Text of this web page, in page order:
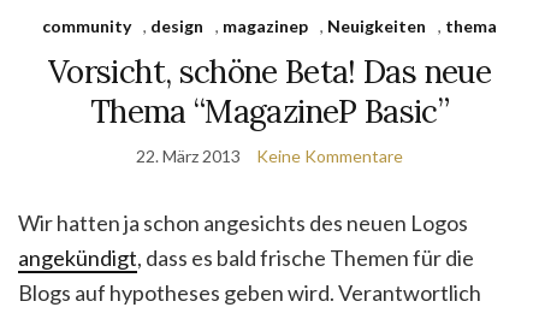
community , design , magazinep , Neuigkeiten , thema
Vorsicht, schöne Beta! Das neue
Thema “MagazineP Basic”
22. März 2013 Keine Kommentare
Wir hatten ja schon angesichts des neuen Logos
angekündigt, dass es bald frische Themen für die
Blogs auf hypotheses geben wird. Verantwortlich